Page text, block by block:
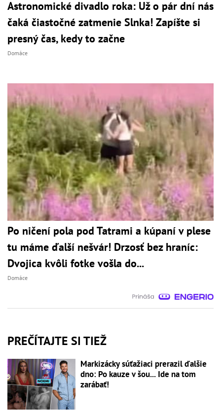
Astronomické divadlo roka: Už o pár dní nás
čaká čiastočné zatmenie Slnka! Zapíšte si
presný čas, kedy to začne
Domáce
Po ničení pola pod Tatrami a kúpaní v plese
tu máme ďalší nešvár! Drzosť bez hraníc:
Dvojica kvôli fotke vošla do...
Domáce
PREČÍTAJTE SI TIEŽ
Markizácky súťažiaci prerazil ďalšie
dno: Po kauze v šou... Ide na tom
zarábať!